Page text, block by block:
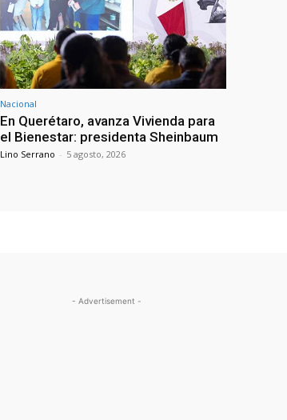
Nacional
En Querétaro, avanza Vivienda para
el Bienestar: presidenta Sheinbaum
Lino Serrano - 5 agosto, 2026
- Advertisement -